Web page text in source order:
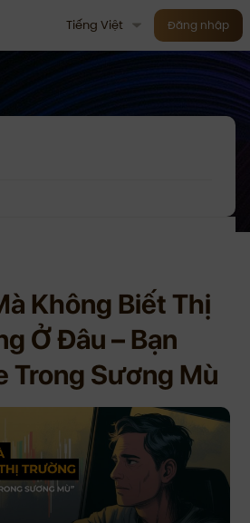
Tiếng Việt Đăng nhập
Không Biết Thị
Ở Đâu – Bạn
Trong Sương Mù